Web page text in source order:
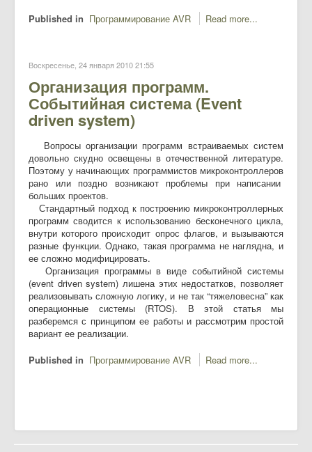
Published in Программирование AVR Read more...
Воскресенье, 24 января 2010 21:55
Организация программ.
Событийная система (Event
driven system)
Вопросы организации программ встраиваемых систем
довольно скудно освещены в отечественной литературе.
Поэтому у начинающих программистов микроконтроллеров
рано или поздно возникают проблемы при написании
больших проектов.
Стандартный подход к построению микроконтроллерных
программ сводится к использованию бесконечного цикла,
внутри которого происходит опрос флагов, и вызываются
разные функции. Однако, такая программа не наглядна, и
ее сложно модифицировать.
Организация программы в виде событийной системы
(event driven system) лишена этих недостатков, позволяет
реализовывать сложную логику, и не так “тяжеловесна” как
операционные системы (RTOS). В этой статья мы
разберемся с принципом ее работы и рассмотрим простой
вариант ее реализации.
Published in Программирование AVR Read more...